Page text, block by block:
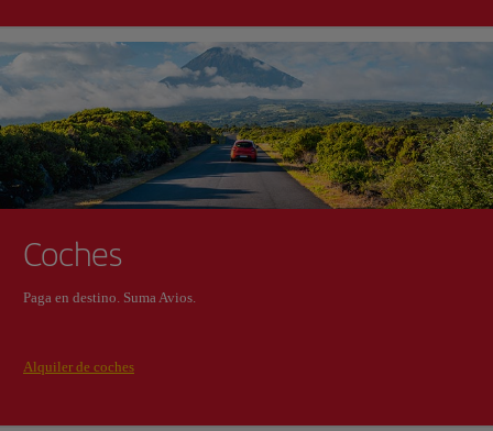
Coches
Paga en destino. Suma Avios.
Alquiler de coches